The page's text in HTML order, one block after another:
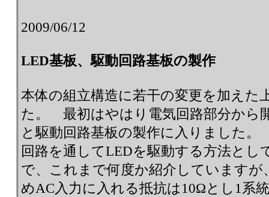
2009/06/12
LED基板、駆動回路基板の製作
本体の組立構造に若干の変更を加えた
た。 最初はやはり電気回路部分から
と駆動回路基板の製作に入りました
回路を通してLEDを駆動する方法とし
で、これまで何度か紹介していますが
めAC入力に入れる抵抗は10Ωとし1系